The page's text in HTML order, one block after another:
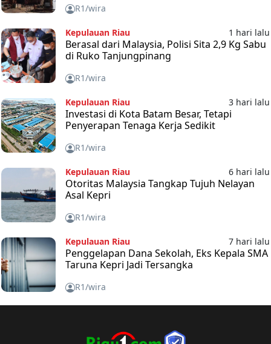
R1/wira
Kepulauan Riau 1 hari lalu
Berasal dari Malaysia, Polisi Sita 2,9 Kg Sabu
di Ruko Tanjungpinang
R1/wira
Kepulauan Riau 3 hari lalu
Investasi di Kota Batam Besar, Tetapi
Penyerapan Tenaga Kerja Sedikit
R1/wira
Kepulauan Riau 6 hari lalu
Otoritas Malaysia Tangkap Tujuh Nelayan
Asal Kepri
R1/wira
Kepulauan Riau 7 hari lalu
Penggelapan Dana Sekolah, Eks Kepala SMA
Taruna Kepri Jadi Tersangka
R1/wira